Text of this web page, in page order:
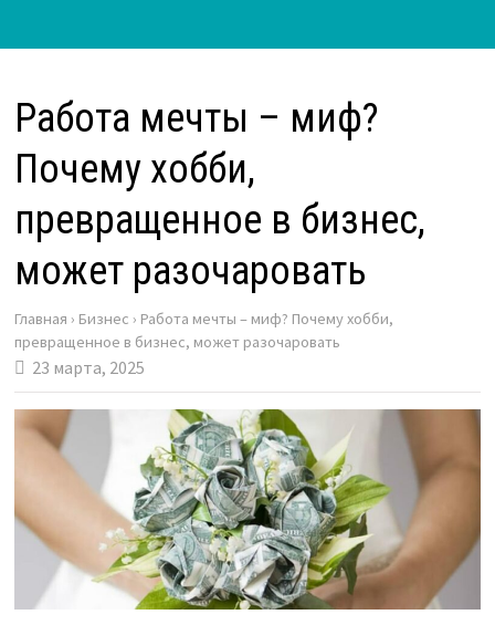
Работа мечты – миф?
Почему хобби,
превращенное в бизнес,
может разочаровать
Главная › Бизнес › Работа мечты – миф? Почему хобби,
превращенное в бизнес, может разочаровать
23 марта, 2025